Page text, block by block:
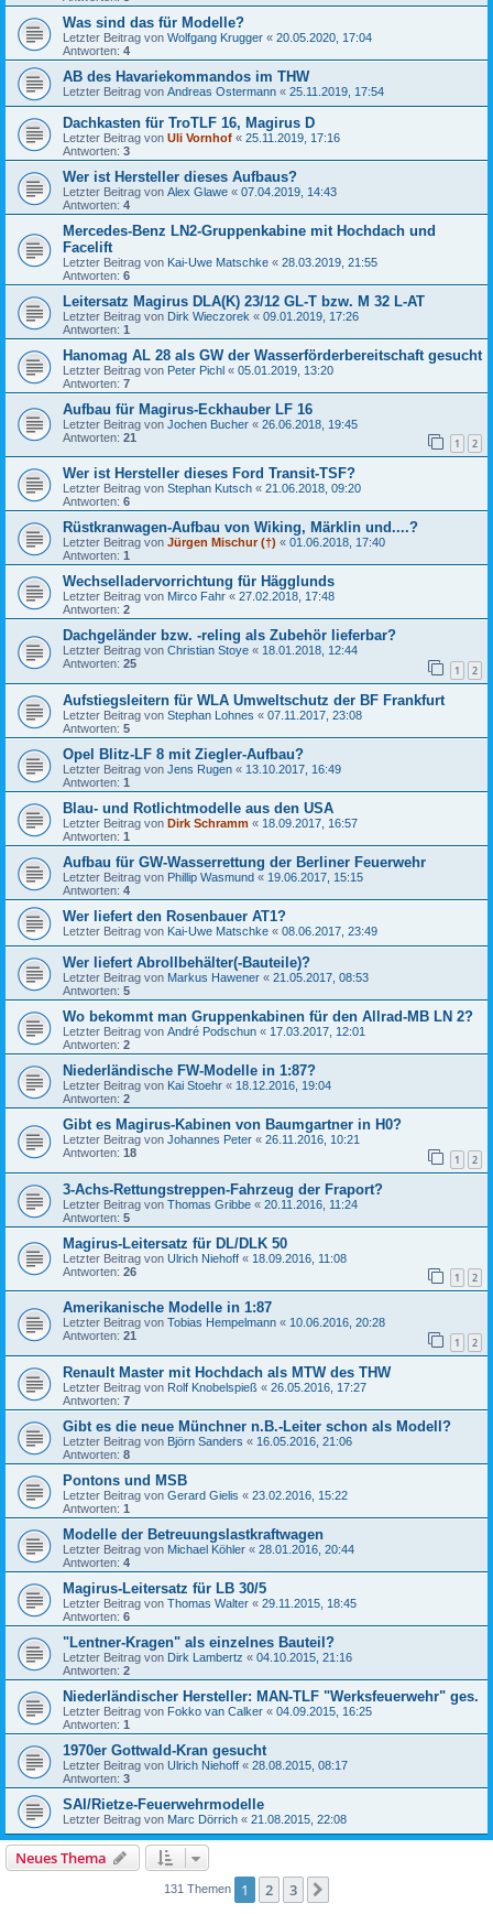
Was sind das für Modelle?
Letzter Beitrag von Wolfgang Krugger « 20.05.2020, 17:04
Antworten: 4
AB des Havariekommandos im THW
Letzter Beitrag von Andreas Ostermann « 25.11.2019, 17:54
Dachkasten für TroTLF 16, Magirus D
Letzter Beitrag von Uli Vornhof « 25.11.2019, 17:16
Antworten: 3
Wer ist Hersteller dieses Aufbaus?
Letzter Beitrag von Alex Glawe « 07.04.2019, 14:43
Antworten: 4
Mercedes-Benz LN2-Gruppenkabine mit Hochdach und
Facelift
Letzter Beitrag von Kai-Uwe Matschke « 28.03.2019, 21:55
Antworten: 6
Leitersatz Magirus DLA(K) 23/12 GL-T bzw. M 32 L-AT
Letzter Beitrag von Dirk Wieczorek « 09.01.2019, 17:26
Antworten: 1
Hanomag AL 28 als GW der Wasserförderbereitschaft gesucht
Letzter Beitrag von Peter Pichl « 05.01.2019, 13:20
Antworten: 7
Aufbau für Magirus-Eckhauber LF 16
Letzter Beitrag von Jochen Bucher « 26.06.2018, 19:45
Antworten: 21 1 2
Wer ist Hersteller dieses Ford Transit-TSF?
Letzter Beitrag von Stephan Kutsch « 21.06.2018, 09:20
Antworten: 6
Rüstkranwagen-Aufbau von Wiking, Märklin und....?
Letzter Beitrag von Jürgen Mischur (†) « 01.06.2018, 17:40
Antworten: 1
Wechselladervorrichtung für Hägglunds
Letzter Beitrag von Mirco Fahr « 27.02.2018, 17:48
Antworten: 2
Dachgeländer bzw. -reling als Zubehör lieferbar?
Letzter Beitrag von Christian Stoye « 18.01.2018, 12:44
Antworten: 25 1 2
Aufstiegsleitern für WLA Umweltschutz der BF Frankfurt
Letzter Beitrag von Stephan Lohnes « 07.11.2017, 23:08
Antworten: 5
Opel Blitz-LF 8 mit Ziegler-Aufbau?
Letzter Beitrag von Jens Rugen « 13.10.2017, 16:49
Antworten: 1
Blau- und Rotlichtmodelle aus den USA
Letzter Beitrag von Dirk Schramm « 18.09.2017, 16:57
Antworten: 1
Aufbau für GW-Wasserrettung der Berliner Feuerwehr
Letzter Beitrag von Phillip Wasmund « 19.06.2017, 15:15
Antworten: 4
Wer liefert den Rosenbauer AT1?
Letzter Beitrag von Kai-Uwe Matschke « 08.06.2017, 23:49
Wer liefert Abrollbehälter(-Bauteile)?
Letzter Beitrag von Markus Hawener « 21.05.2017, 08:53
Antworten: 5
Wo bekommt man Gruppenkabinen für den Allrad-MB LN 2?
Letzter Beitrag von André Podschun « 17.03.2017, 12:01
Antworten: 2
Niederländische FW-Modelle in 1:87?
Letzter Beitrag von Kai Stoehr « 18.12.2016, 19:04
Antworten: 2
Gibt es Magirus-Kabinen von Baumgartner in H0?
Letzter Beitrag von Johannes Peter « 26.11.2016, 10:21
Antworten: 18 1 2
3-Achs-Rettungstreppen-Fahrzeug der Fraport?
Letzter Beitrag von Thomas Gribbe « 20.11.2016, 11:24
Antworten: 5
Magirus-Leitersatz für DL/DLK 50
Letzter Beitrag von Ulrich Niehoff « 18.09.2016, 11:08
Antworten: 26 1 2
Amerikanische Modelle in 1:87
Letzter Beitrag von Tobias Hempelmann « 10.06.2016, 20:28
Antworten: 21 1 2
Renault Master mit Hochdach als MTW des THW
Letzter Beitrag von Rolf Knobelspieß « 26.05.2016, 17:27
Antworten: 7
Gibt es die neue Münchner n.B.-Leiter schon als Modell?
Letzter Beitrag von Björn Sanders « 16.05.2016, 21:06
Antworten: 8
Pontons und MSB
Letzter Beitrag von Gerard Gielis « 23.02.2016, 15:22
Antworten: 1
Modelle der Betreuungslastkraftwagen
Letzter Beitrag von Michael Köhler « 28.01.2016, 20:44
Antworten: 4
Magirus-Leitersatz für LB 30/5
Letzter Beitrag von Thomas Walter « 29.11.2015, 18:45
Antworten: 6
"Lentner-Kragen" als einzelnes Bauteil?
Letzter Beitrag von Dirk Lambertz « 04.10.2015, 21:16
Antworten: 2
Niederländischer Hersteller: MAN-TLF "Werksfeuerwehr" ges.
Letzter Beitrag von Fokko van Calker « 04.09.2015, 16:25
Antworten: 1
1970er Gottwald-Kran gesucht
Letzter Beitrag von Ulrich Niehoff « 28.08.2015, 08:17
Antworten: 3
SAI/Rietze-Feuerwehrmodelle
Letzter Beitrag von Marc Dörrich « 21.08.2015, 22:08
Neues Thema
131 Themen 1 2 3